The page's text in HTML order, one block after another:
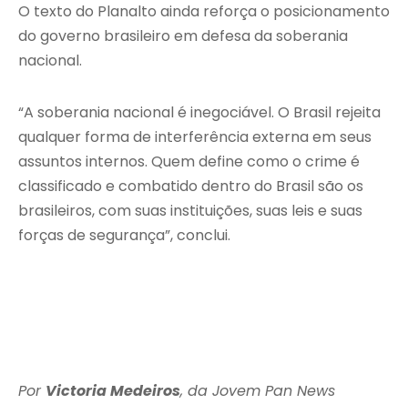
O texto do Planalto ainda reforça o posicionamento
do governo brasileiro em defesa da soberania
nacional.
“A soberania nacional é inegociável. O Brasil rejeita
qualquer forma de interferência externa em seus
assuntos internos. Quem define como o crime é
classificado e combatido dentro do Brasil são os
brasileiros, com suas instituições, suas leis e suas
forças de segurança”, conclui.
Por Victoria Medeiros, da Jovem Pan News